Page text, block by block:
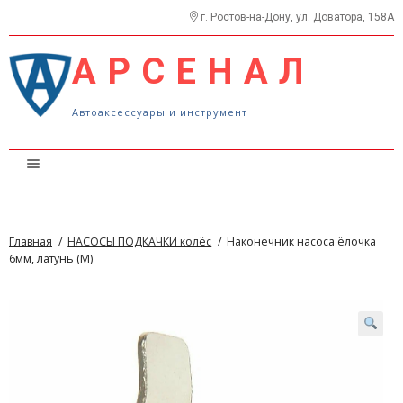
г. Ростов-на-Дону, ул. Доватора, 158А
АРСЕНАЛ
Автоаксессуары и инструмент
О нас
Контакты
Главная / НАСОСЫ ПОДКАЧКИ колёс / Наконечник насоса ёлочка
6мм, латунь (М)